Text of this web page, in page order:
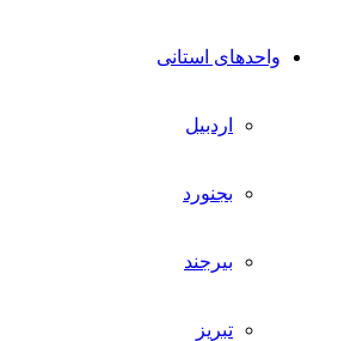
واحدهای استانی
اردبیل
بجنورد
بیرجند
تبریز